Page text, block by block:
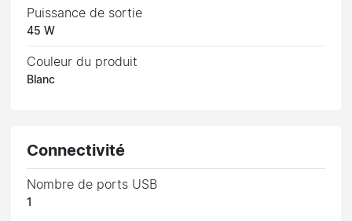
Puissance de sortie
45 W
Couleur du produit
Blanc
Connectivité
Nombre de ports USB
1